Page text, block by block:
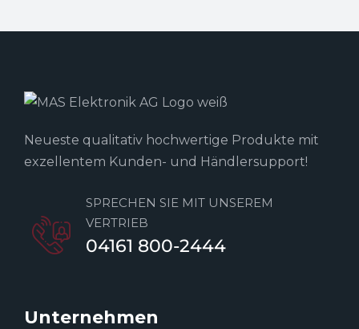
Neueste qualitativ hochwertige Produkte mit
exzellentem Kunden- und Händlersupport!
SPRECHEN SIE MIT UNSEREM
VERTRIEB
04161 800-2444
Unternehmen